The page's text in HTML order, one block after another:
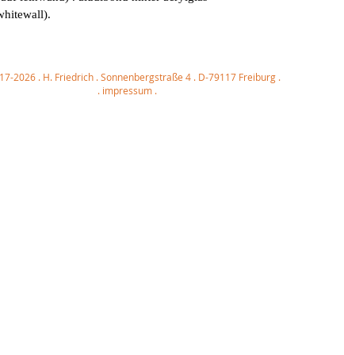
2026 . H. Friedrich . Sonnenbergstraße 4 . D-79117 Freiburg .
. impressum .